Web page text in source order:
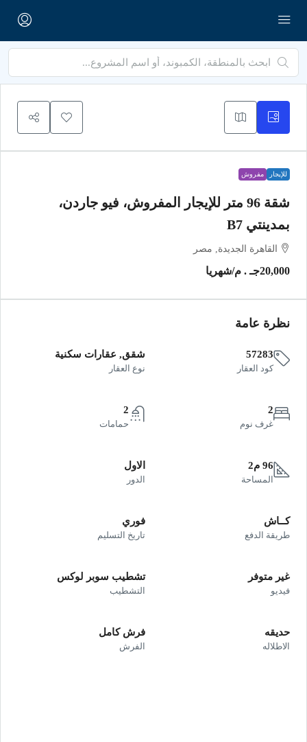
للإيجار مفروش
شقة 96 متر للإيجار المفروش، فيو جاردن،
بمدينتي B7
القاهرة الجديدة, مصر
20,000جـ . م /شهريا
نظرة عامة
57283
كود العقار
شقق, عقارات سكنية
نوع العقار
2
غرف نوم
2
حمامات
96 م2
المساحة
الاول
الدور
كــاش
طريقة الدفع
فوري
تاريخ التسليم
غير متوفر
فيديو
تشطيب سوبر لوكس
التشطيب
حديقه
الاطلاله
فرش كامل
الفرش